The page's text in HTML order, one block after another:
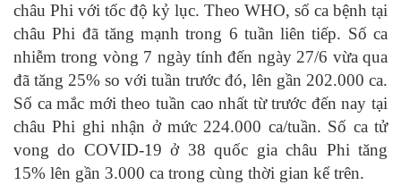
châu Phi với tốc độ kỷ lục. Theo WHO, số ca bệnh tại
châu Phi đã tăng mạnh trong 6 tuần liên tiếp. Số ca
nhiễm trong vòng 7 ngày tính đến ngày 27/6 vừa qua
đã tăng 25% so với tuần trước đó, lên gần 202.000 ca.
Số ca mắc mới theo tuần cao nhất từ trước đến nay tại
châu Phi ghi nhận ở mức 224.000 ca/tuần. Số ca tử
vong do COVID-19 ở 38 quốc gia châu Phi tăng
15% lên gần 3.000 ca trong cùng thời gian kể trên.